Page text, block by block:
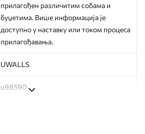
прилагођен различитим собама и
буџетима. Више информација је
доступно у наставку или током процеса
прилагођавања.
UWALLS
u98590